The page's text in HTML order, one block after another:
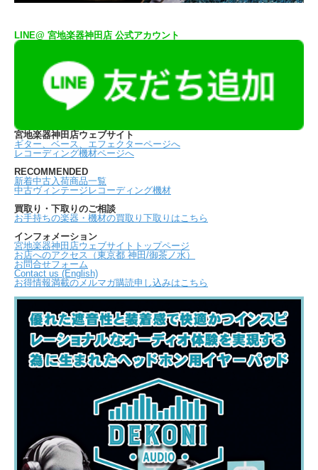
LINE@ 宮地楽器神田店 公式アカウント
宮地楽器神田店ウェブサイト
ギター、ベース、エフェクターページへ
レコーディング機材ページへ
RECOMMENDED
新着中古入荷商品一覧
中古ヴィンテージレコーディング機材
買取り・下取りのご相談
お手持ちの楽器・機材の買取り下取りはこちら
インフォメーション
宮地楽器神田店ウェブサイトトップページ
お店へのアクセス（東京都 神田/御茶ノ水）
お問合せフォーム
Contact us (English)
お得情報満載のメルマガ購読申し込みはこちら